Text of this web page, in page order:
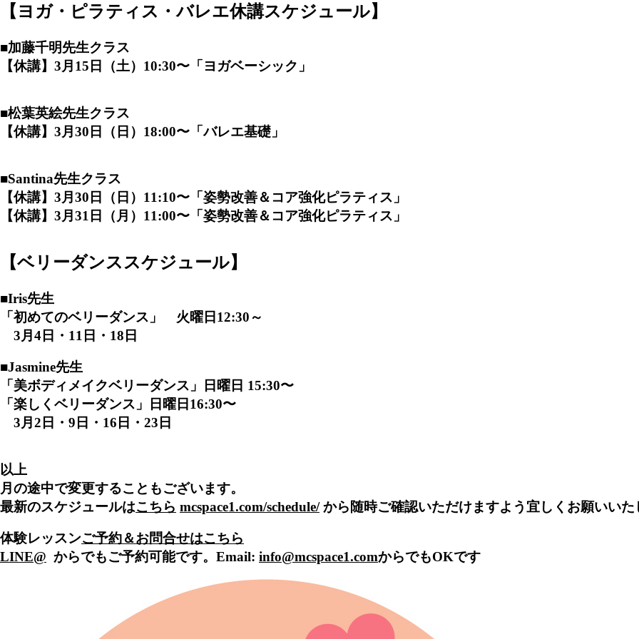
【ヨガ・ピラティス・バレエ休講スケジュール】
■加藤千明先生クラス
【休講】3月15日（土）10:30〜「ヨガベーシック 」
■松葉英絵先生クラス
【休講】3月30日（日）18:00〜「バレエ基礎 」
■Santina先生クラス
【休講】3月30日（日）11:10〜「姿勢改善＆コア強化ピラティス 」
【休講】3月31日（月）11:00〜「姿勢改善＆コア強化ピラティス 」
【ベリーダンススケジュール】
■Iris先生
「初めてのベリーダンス」
火曜日12:30～
3月4日・11日・18日
■Jasmine先生
「美ボディメイクベリーダンス」日曜日 15:30〜
「楽しくベリーダンス」日曜日16:30〜
3月2日・9日・16日・23日
以上
月の途中で変更することもございます。
最新のスケジュールはこちら mcspace1.com/schedule/から随時ご確認いただけますよう宜しくお願いいた
体験レッスンご予約＆お問合せはこちら
LINE@ からでもご予約可能です。 Email: info@mcspace1.comからでもOKです